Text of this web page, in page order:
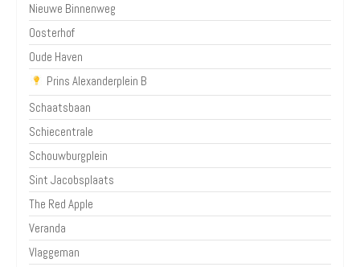
Nieuwe Binnenweg
Oosterhof
Oude Haven
Prins Alexanderplein B
Schaatsbaan
Schiecentrale
Schouwburgplein
Sint Jacobsplaats
The Red Apple
Veranda
Vlaggeman